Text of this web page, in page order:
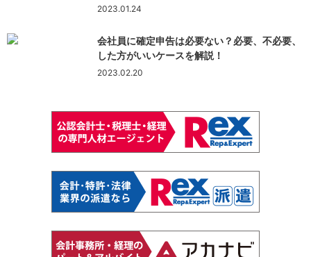
2023.01.24
会社員に確定申告は必要ない？必要、不必要、
した方がいいケースを解説！
2023.02.20